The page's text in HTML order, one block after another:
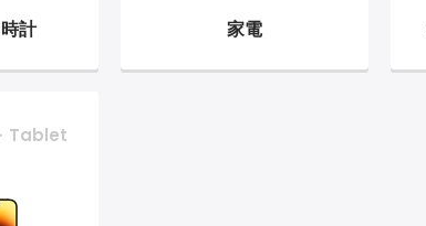
計 家電
Tablet